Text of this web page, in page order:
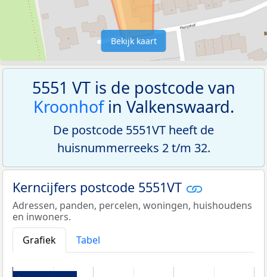
Bekijk kaart
5551 VT is de postcode van
Kroonhofin Valkenswaard.
De postcode 5551VT heeft de
huisnummerreeks 2 t/m 32.
Kerncijfers postcode 5551VT
Adressen, panden, percelen, woningen, huishoudens
en inwoners.
Grafiek
Tabel